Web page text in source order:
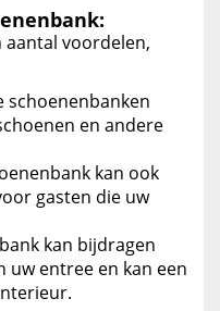
aantal voordelen,
schoenenbanken
en andere
kan ook
gasten die uw
kan bijdragen
uw entree en kan een